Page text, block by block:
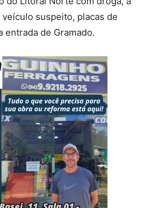
suspeito, placas de
entrada de Gramado.